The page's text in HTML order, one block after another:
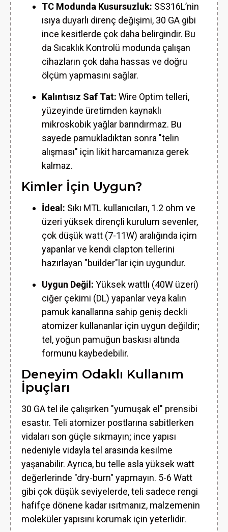
TC Modunda Kusursuzluk: SS316L’nin
ısıya duyarlı direnç değişimi, 30 GA gibi
ince kesitlerde çok daha belirgindir. Bu
da Sıcaklık Kontrolü modunda çalışan
cihazların çok daha hassas ve doğru
ölçüm yapmasını sağlar.
Kalıntısız Saf Tat: Wire Optim telleri,
yüzeyinde üretimden kaynaklı
mikroskobik yağlar barındırmaz. Bu
sayede pamukladıktan sonra "telin
alışması" için likit harcamanıza gerek
kalmaz.
Kimler İçin Uygun?
İdeal: Sıkı MTL kullanıcıları, 1.2 ohm ve
üzeri yüksek dirençli kurulum sevenler,
çok düşük watt (7-11W) aralığında içim
yapanlar ve kendi clapton tellerini
hazırlayan "builder"lar için uygundur.
Uygun Değil: Yüksek wattlı (40W üzeri)
ciğer çekimi (DL) yapanlar veya kalın
pamuk kanallarına sahip geniş deckli
atomizer kullananlar için uygun değildir;
tel, yoğun pamuğun baskısı altında
formunu kaybedebilir.
Deneyim Odaklı Kullanım
İpuçları
30 GA tel ile çalışırken "yumuşak el" prensibi
esastır. Teli atomizer postlarına sabitlerken
vidaları son güçle sıkmayın; ince yapısı
nedeniyle vidayla tel arasında kesilme
yaşanabilir. Ayrıca, bu telle asla yüksek watt
değerlerinde "dry-burn" yapmayın. 5-6 Watt
gibi çok düşük seviyelerde, teli sadece rengi
hafifçe dönene kadar ısıtmanız, malzemenin
moleküler yapısını korumak için yeterlidir.